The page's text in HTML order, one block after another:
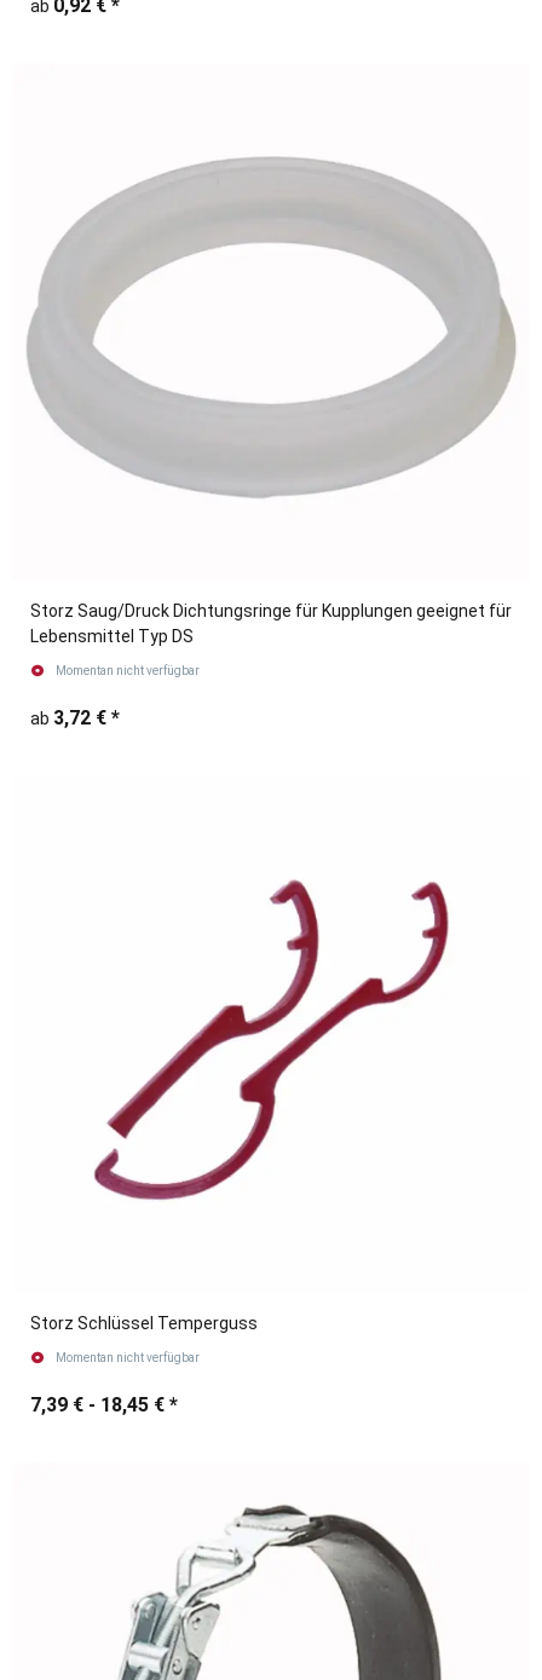
ab 0,92 € *
Storz Saug/Druck Dichtungsringe für Kupplungen geeignet für
Lebensmittel Typ DS
Momentan nicht verfügbar
ab 3,72 € *
Storz Schlüssel Temperguss
Momentan nicht verfügbar
7,39 € - 18,45 € *